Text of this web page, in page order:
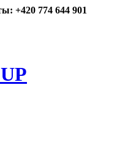
+420 774 644 901